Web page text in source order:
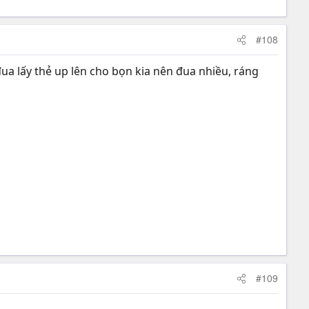
#108
lấy thẻ up lên cho bọn kia nên đua nhiều, ráng
#109